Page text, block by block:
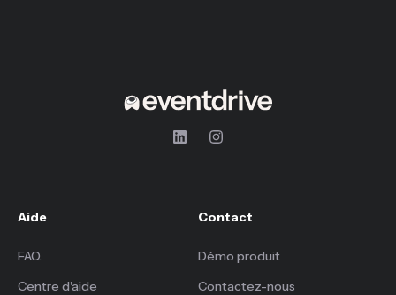
Aide
FAQ
Centre d'aide
Contact
Démo produit
Contactez-nous